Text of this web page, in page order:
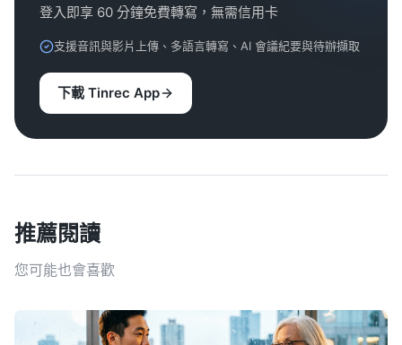
登入即享 60 分鐘免費轉寫，無需信用卡
支援音訊與影片上傳、多語言轉寫、AI 會議紀要與待辦擷取
下載 Tinrec App
推薦閱讀
您可能也會喜歡